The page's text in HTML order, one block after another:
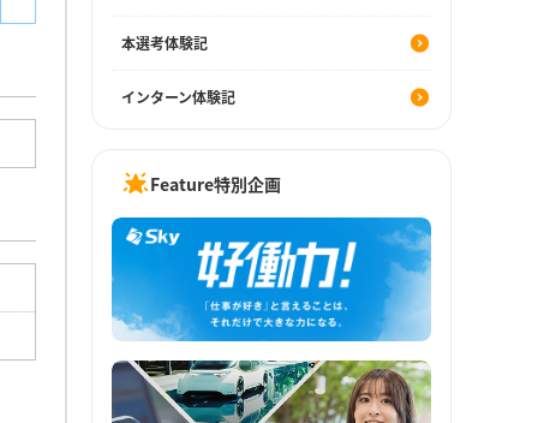
本選考体験記
インターン体験記
Feature特別企画